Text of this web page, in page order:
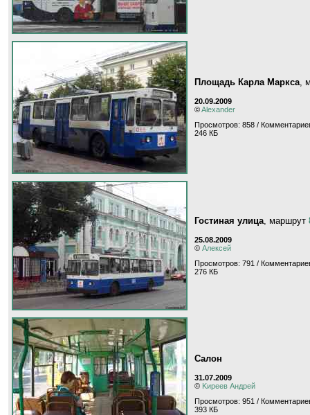
Площадь Карла Маркса,
20.09.2009
©Alexander
Просмотров: 858 /
246 КБ
Гостиная улица, маршрут
25.08.2009
© Алексей
Просмотров: 791 /
276 КБ
Салон
31.07.2009
© Kиpeeв Aндpeй
Просмотров: 951 /
393 КБ